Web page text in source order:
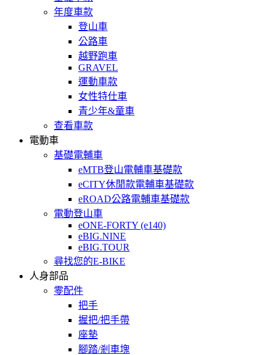
年度車款
登山車
公路車
越野跑車
GRAVEL
運動車款
女性特仕車
青少年&童車
查看車款
電動車
基礎電輔車
eMTB登山電輔車基礎款
eCITY休閒款電輔車基礎款
eROAD公路電輔車基礎款
電動登山車
eONE-FORTY (e140)
eBIG.NINE
eBIG.TOUR
尋找您的E-BIKE
人身部品
零配件
把手
握把/把手帶
座墊
腳踏/剎車塊